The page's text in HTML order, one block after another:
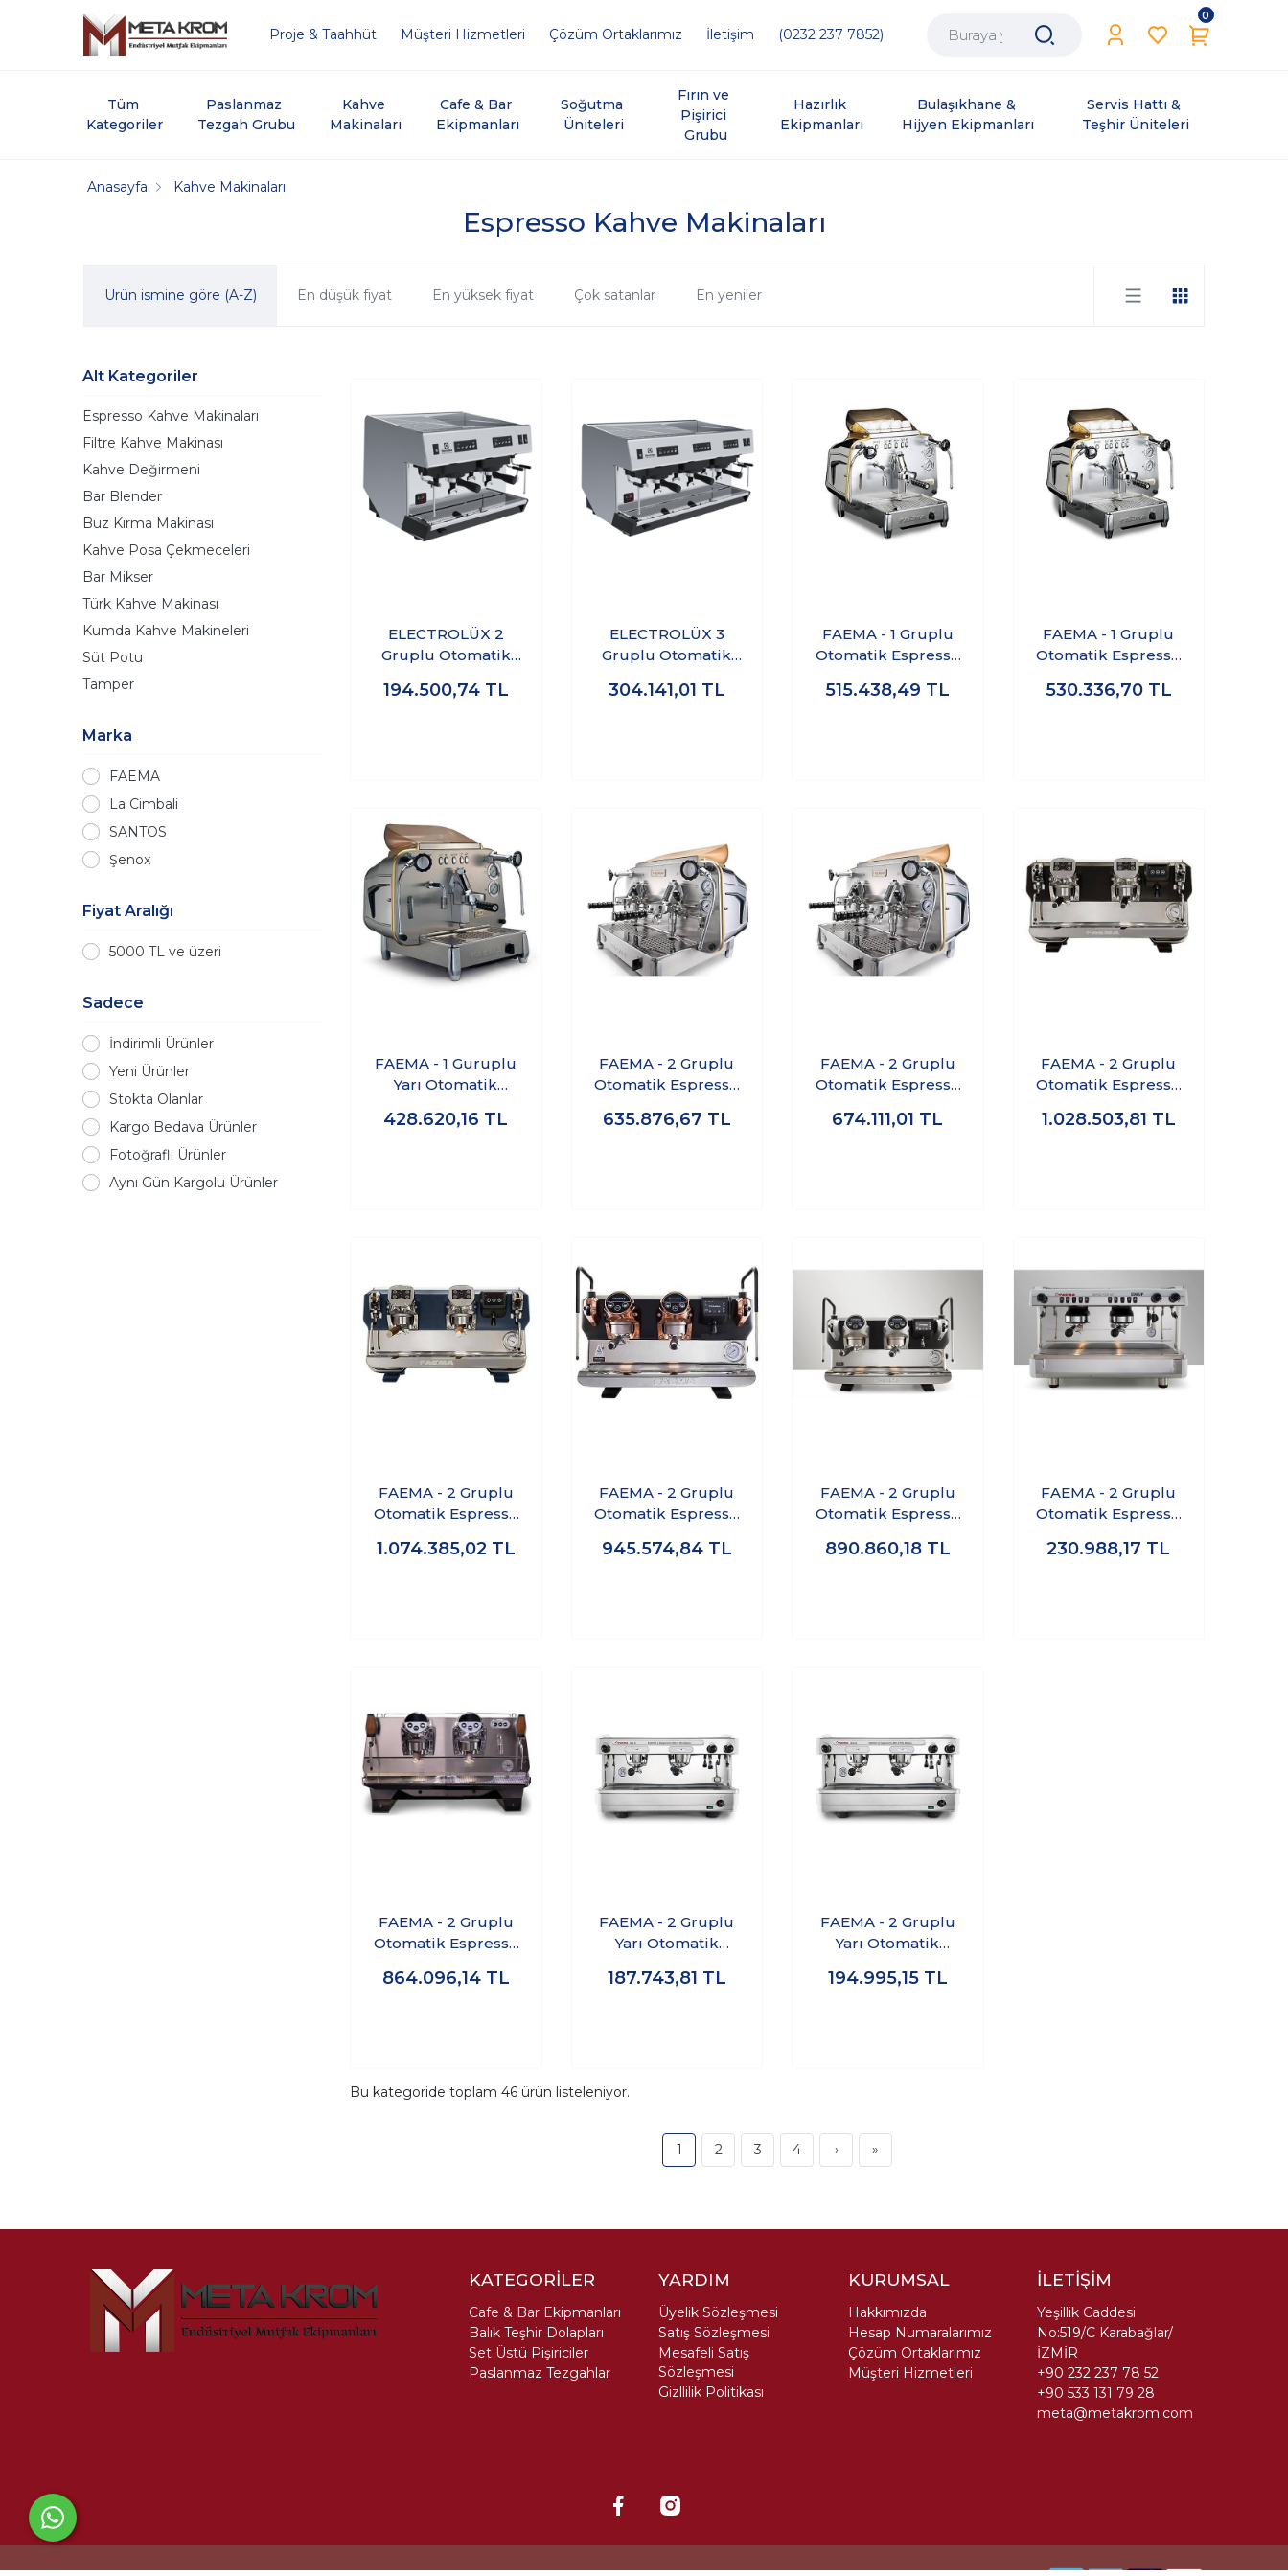
Proje & Taahhüt Müşteri Hizmetleri Çözüm Ortaklarımız İletişim (0232 237 7852)
0
Tüm
Kategoriler
Paslanmaz
Tezgah Grubu
Kahve
Makinaları
Cafe & Bar
Ekipmanları
Soğutma
Üniteleri
Fırın ve
Pişirici
Grubu
Hazırlık
Ekipmanları
Bulaşıkhane &
Hijyen Ekipmanları
Servis Hattı &
Teşhir Üniteleri
Espresso Kahve Makinaları
Anasayfa Kahve Makinaları
Ürün ismine göre (A-Z) En düşük fiyat En yüksek fiyat Çok satanlar En yeniler
Alt Kategoriler
Espresso Kahve Makinaları
Filtre Kahve Makinası
Kahve Değirmeni
Bar Blender
Buz Kırma Makinası
Kahve Posa Çekmeceleri
Bar Mikser
Türk Kahve Makinası
Kumda Kahve Makineleri
Süt Potu
Tamper
Marka
FAEMA
La Cimbali
SANTOS
Şenox
Fiyat Aralığı
5000 TL ve üzeri
Sadece
İndirimli Ürünler
Yeni Ürünler
Stokta Olanlar
Kargo Bedava Ürünler
Fotoğraflı Ürünler
Aynı Gün Kargolu Ürünler
ELECTROLÜX 2
Gruplu Otomatik
Makinası 602633
194.500,74 TL
ELECTROLÜX 3
Gruplu Otomatik
Makinası 602635
304.141,01 TL
FAEMA - 1 Gruplu
Otomatik Espresso
A/1 Jubile
515.438,49 TL
FAEMA - 1 Gruplu
Otomatik Espresso
A/1 Jubile
530.336,70 TL
FAEMA - 1 Guruplu
Yarı Otomatik
Makinası E61 S/1
428.620,16 TL
FAEMA - 2 Gruplu
Otomatik Espresso
A/2 Jubile
635.876,67 TL
FAEMA - 2 Gruplu
Otomatik Espresso
A/2 Jubile
674.111,01 TL
FAEMA - 2 Gruplu
Otomatik Espresso
A/2 Touch Black
1.028.503,81 TL
FAEMA - 2 Gruplu
Otomatik Espresso
A/2 Touch Blue
1.074.385,02 TL
FAEMA - 2 Gruplu
Otomatik Espresso
E A/2 5 Button Bakır
945.574,84 TL
FAEMA - 2 Gruplu
Otomatik Espresso
E A/2 5 Button Siyah
890.860,18 TL
FAEMA - 2 Gruplu
Otomatik Espresso
UP A/2 Tall Cup
230.988,17 TL
FAEMA - 2 Gruplu
Otomatik Espresso
PRESIDENT A/2
864.096,14 TL
FAEMA - 2 Gruplu
Yarı Otomatik
Makinası E98 UP S/2
187.743,81 TL
FAEMA - 2 Gruplu
Yarı Otomatik
Makinası E98 UP S/2
194.995,15 TL
Bu kategoride toplam 46 ürün listeleniyor.
1 2 3 4 › »
KATEGORİLER
Cafe & Bar Ekipmanları
Balık Teşhir Dolapları
Set Üstü Pişiriciler
Paslanmaz Tezgahlar
YARDIM
Üyelik Sözleşmesi
Satış Sözleşmesi
Mesafeli Satış
Sözleşmesi
Gizllilik Politikası
KURUMSAL
Hakkımızda
Hesap Numaralarımız
Çözüm Ortaklarımız
Müşteri Hizmetleri
İLETİŞİM
Yeşillik Caddesi
No:519/C Karabağlar/
İZMİR
+90 232 237 78 52
+90 533 131 79 28
meta@metakrom.com